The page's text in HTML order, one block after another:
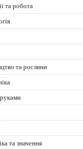
та робота
та рослини
та значення